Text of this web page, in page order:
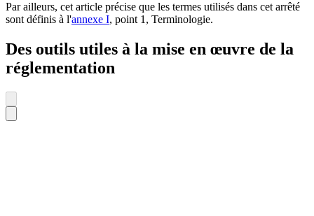
Par ailleurs, cet article précise que les termes utilisés dans cet arrêté
sont définis à l'annexe I, point 1, Terminologie.
Des outils utiles à la mise en œuvre de la
réglementation